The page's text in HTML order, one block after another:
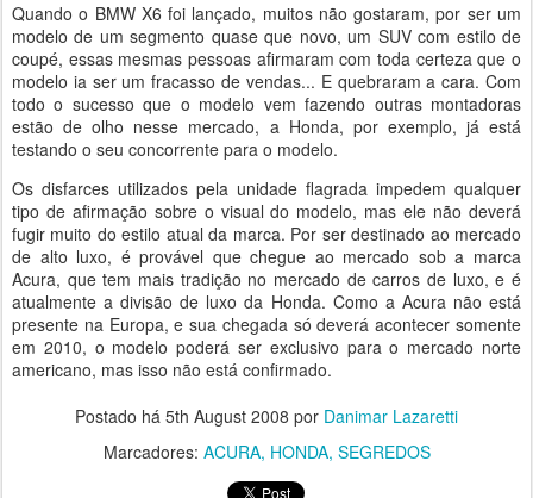
Quando o BMW X6 foi lançado, muitos não gostaram, por ser um
modelo de um segmento quase que novo, um SUV com estilo de
coupé, essas mesmas pessoas afirmaram com toda certeza que o
modelo ia ser um fracasso de vendas... E quebraram a cara. Com
todo o sucesso que o modelo vem fazendo outras montadoras
estão de olho nesse mercado, a Honda, por exemplo, já está
testando o seu concorrente para o modelo.
Os disfarces utilizados pela unidade flagrada impedem qualquer
tipo de afirmação sobre o visual do modelo, mas ele não deverá
fugir muito do estilo atual da marca. Por ser destinado ao mercado
de alto luxo, é provável que chegue ao mercado sob a marca
Acura, que tem mais tradição no mercado de carros de luxo, e é
atualmente a divisão de luxo da Honda. Como a Acura não está
presente na Europa, e sua chegada só deverá acontecer somente
em 2010, o modelo poderá ser exclusivo para o mercado norte
americano, mas isso não está confirmado.
Postado há 5th August 2008 por Danimar Lazaretti
Marcadores: ACURA HONDA SEGREDOS